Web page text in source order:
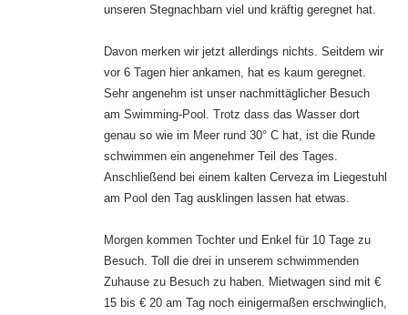
unseren Stegnachbarn viel und kräftig geregnet hat.
Davon merken wir jetzt allerdings nichts. Seitdem wir
vor 6 Tagen hier ankamen, hat es kaum geregnet.
Sehr angenehm ist unser nachmittäglicher Besuch
am Swimming-Pool. Trotz dass das Wasser dort
genau so wie im Meer rund 30° C hat, ist die Runde
schwimmen ein angenehmer Teil des Tages.
Anschließend bei einem kalten Cerveza im Liegestuhl
am Pool den Tag ausklingen lassen hat etwas.
Morgen kommen Tochter und Enkel für 10 Tage zu
Besuch. Toll die drei in unserem schwimmenden
Zuhause zu Besuch zu haben. Mietwagen sind mit €
15 bis € 20 am Tag noch einigermaßen erschwinglich,